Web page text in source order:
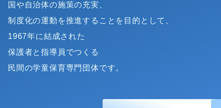
国や自治体の施策の充実、
制度化の運動を推進することを目的として、
1967年に結成された
保護者と指導員でつくる
民間の学童保育専門団体です。